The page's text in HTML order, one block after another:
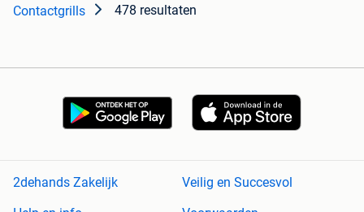
Contactgrills 478 resultaten
2dehands Zakelijk
Veilig en Succesvol